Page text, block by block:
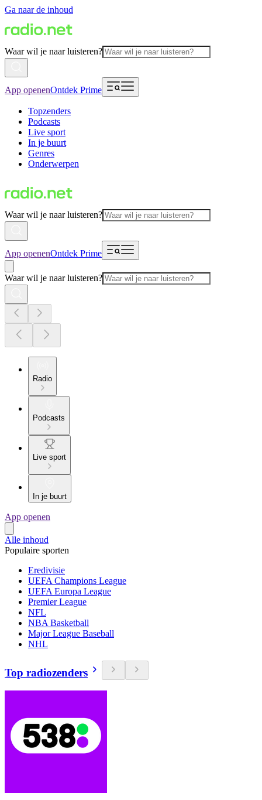
Ga naar de inhoud
Waar wil je naar luisteren?
App openenOntdek Prime
Topzenders
Podcasts
Live sport
In je buurt
Genres
Onderwerpen
Waar wil je naar luisteren?
App openenOntdek Prime
Waar wil je naar luisteren?
Radio
Podcasts
Live sport
In je buurt
App openen
Alle inhoud
Populaire sporten
Eredivisie
UEFA Champions League
UEFA Europa League
Premier League
NFL
NBA Basketball
Major League Baseball
NHL
Top radiozenders